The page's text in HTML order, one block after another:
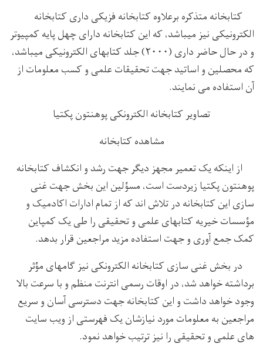
کتابخانه متذکره برعلاوه کتابخانه فزیکی داری کتابخانه
الکترونیکی نیز میباشد، که این کتابخانه دارای چهل پایه کمپیوتر
و در حال حاضر داری (۲۰۰۰) جلد کتابهای الکترونیکی میباشد،
که محصلین و اساتید جهت تحقیقات علمی و کسب معلومات از
آن استفاده می نمایند.
تصاویر کتابخانه الکترونکی پوهنتون پکتیا
مشاهده کتابخانه
از اینکه یک تعمیر مجهز دیگر جهت رشد و انکشاف کتابخانه
پوهنتون پکتیا زیردست است، مسؤلین این بخش جهت غنی
سازی این کتابخانه در تلاش اند که از تمام ادارات اکادمیک و
مؤسسات خیریه کتابهای علمی و تحقیقی را طی یک کمپاین
کمک جمع آوری و جهت استفاده مزید مراجعین قرار بدهد.
در بخش غنی سازی کتابخانه الکترونکی نیز گامهای مؤثر
برداشته خواهد شد، در اوقات رسمی انترنت منظم و با سرعت بالا
وجود خواهد داشت و این کتابخانه جهت دسترسی آسان و سریع
مراجعین به معلومات مورد نیازشان یک فهرستی از ویب سایت
های علمی و تحقیقی را نیز ترتیب خواهد نمود.